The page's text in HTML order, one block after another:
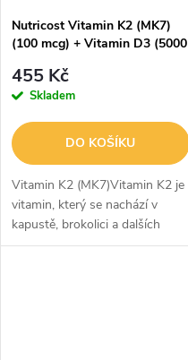
Nutricost Vitamin K2 (MK7)
(100 mcg) + Vitamin D3 (5000
455 Kč
Skladem
DO KOŠÍKU
Vitamin K2 (MK7)Vitamin K2 je
vitamin, který se nachází v
kapustě, brokolici a dalších
zelených rostlinách. Vitamin K